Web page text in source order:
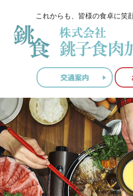
これからも、皆様の食卓に笑